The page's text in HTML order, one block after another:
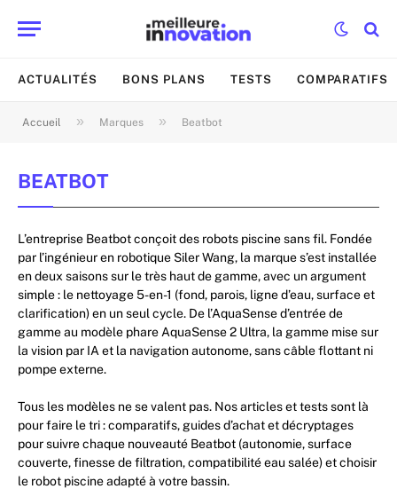
ACTUALITÉS BONS PLANS TESTS COMPARATIFS
Accueil » Marques » Beatbot
BEATBOT
L’entreprise Beatbot conçoit des robots piscine sans fil. Fondée
par l’ingénieur en robotique Siler Wang, la marque s’est installée
en deux saisons sur le très haut de gamme, avec un argument
simple : le nettoyage 5-en-1 (fond, parois, ligne d’eau, surface et
clarification) en un seul cycle. De l’AquaSense d’entrée de
gamme au modèle phare AquaSense 2 Ultra, la gamme mise sur
la vision par IA et la navigation autonome, sans câble flottant ni
pompe externe.
Tous les modèles ne se valent pas. Nos articles et tests sont là
pour faire le tri : comparatifs, guides d’achat et décryptages
pour suivre chaque nouveauté Beatbot (autonomie, surface
couverte, finesse de filtration, compatibilité eau salée) et choisir
le robot piscine adapté à votre bassin.